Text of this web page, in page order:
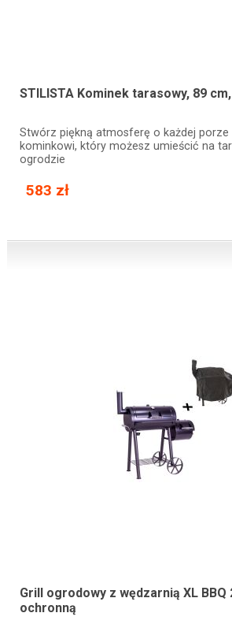
STILISTA Kominek tarasowy, 89
Stwórz piękną atmosferę o każdej porze
kominkowi, który możesz umieścić na
ogrodzie
583 zł
Grill ogrodowy z wędzarnią XL BBQ
ochronną